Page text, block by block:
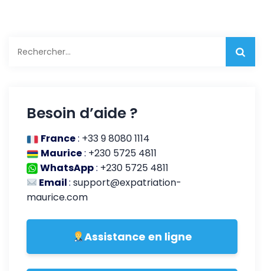
Besoin d’aide ?
France: +33 9 8080 1114
Maurice: +230 5725 4811
WhatsApp: +230 5725 4811
Email:support@expatriation-
maurice.com
Assistance en ligne